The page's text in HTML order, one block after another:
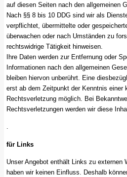
auf diesen Seiten nach den allgemeinen
Nach §§ 8 bis 10 DDG sind wir als
verpflichtet, übermittelte oder
überwachen oder nach Umständen zu
rechtswidrige Tätigkeit hinweisen.
Ihre Daten werden zur Entfernung oder
Informationen nach den allgemeinen
bleiben hiervon unberührt. Eine
erst ab dem Zeitpunkt der Kenntnis einer
Rechtsverletzung möglich. Bei
Rechtsverletzungen werden wir diese
.
für Links
Unser Angebot enthält Links zu externen
haben wir keinen Einfluss. Deshalb